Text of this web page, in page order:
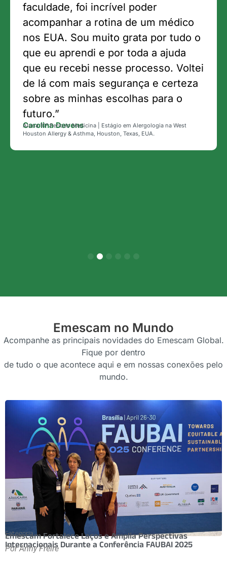
faculdade, foi incrível poder
acompanhar a rotina de um médico
nos EUA. Sou muito grata por tudo o
que eu aprendi e por toda a ajuda
que eu recebi nesse processo. Voltei
de lá com mais segurança e certeza
sobre as minhas escolhas para o
futuro.”
Carolina Devens
Aluna 10º Período Medicina | Estágio em Alergologia na West
Houston Allergy & Asthma, Houston, Texas, EUA.
5
Emescam no Mundo
Acompanhe as principais novidades do Emescam Global.
Fique por dentro
de tudo o que acontece aqui e em nossas conexões pelo
mundo.
Categoria
Emescam Fortalece Laços e Amplia Perspectivas
Internacionais Durante a Conferência FAUBAI 2025
Por Anny Freire